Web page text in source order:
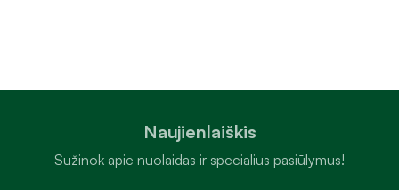
Naujienlaiškis
Sužinok apie nuolaidas ir specialius pasiūlymus!